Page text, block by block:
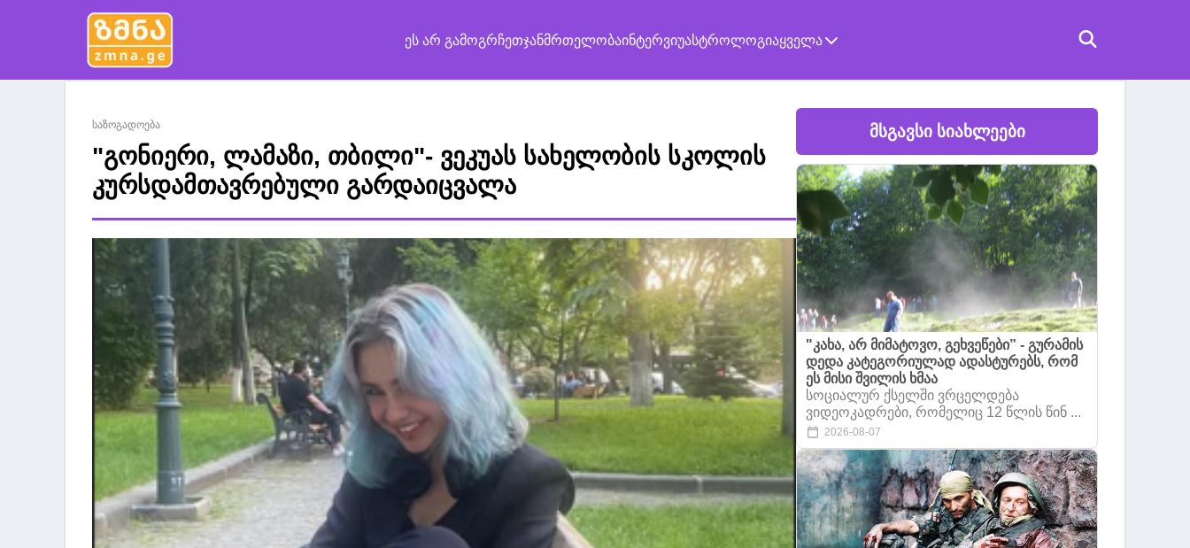
ეს არ გამოგრჩეთჯანმრთელობაინტერვიუასტროლოგიაყველა
საზოგადოება
"გონიერი, ლამაზი, თბილი"- ვეკუას სახელობის სკოლის
კურსდამთავრებული გარდაიცვალა
მსგავსი სიახლეები
"კახა, არ მიმატოვო, გეხვეწები” - გურამის
დედა კატეგორიულად ადასტურებს, რომ
ეს მისი შვილის ხმაა
სოციალურ ქსელში ვრცელდება
ვიდეოკადრები, რომელიც 12 წლის წინ ...
2026-08-07